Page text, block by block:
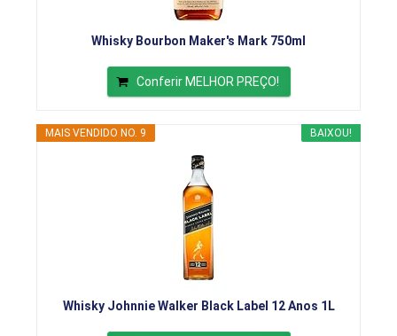
Whisky Bourbon Maker's Mark 750ml
Conferir MELHOR PREÇO!
BAIXOU!
MAIS VENDIDO NO. 9
Whisky Johnnie Walker Black Label 12 Anos 1L